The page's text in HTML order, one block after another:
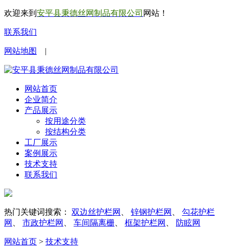
欢迎来到 安平县秉德丝网制品有限公司 网站！
联系我们
网站地图 |
网站首页
企业简介
产品展示
按用途分类
按结构分类
工厂展示
案例展示
技术支持
联系我们
热门关键词搜索： 双边丝护栏网 锌钢护栏网
勾花护栏
网
市政护栏网 车间隔离栅 框架护栏网 防眩网
网站首页 > 技术支持